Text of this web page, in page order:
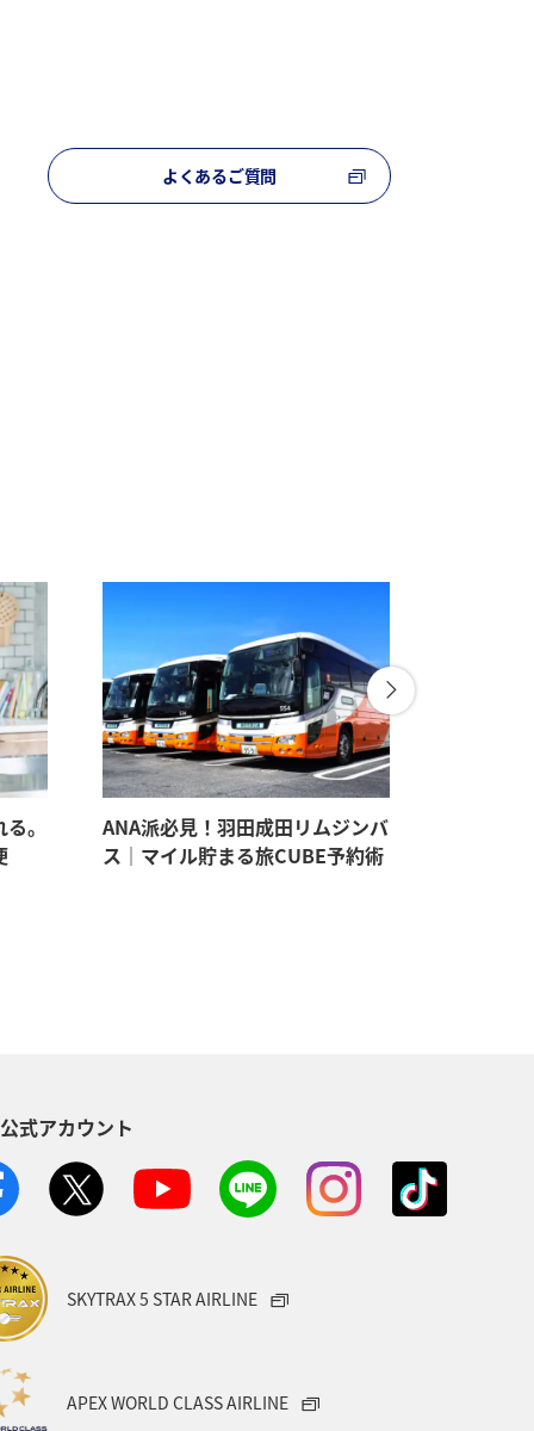
よくあるご質問
。
ANA派必見！羽田成田リムジンバ
ス｜マイル貯まる旅CUBE予約術
式アカウント
SKYTRAX 5 STAR AIRLINE
APEX WORLD CLASS AIRLINE